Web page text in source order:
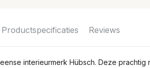
Productspecificaties Reviews
interieurmerk Hübsch. Deze prachtig